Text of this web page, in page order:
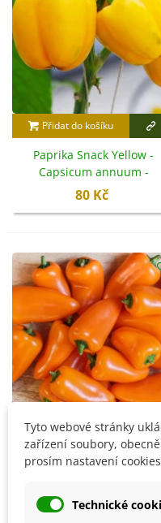
Přidat do košíku
Paprika Snack Yellow -
Capsicum annuum -
semena - 6 ks
80 Kč
Přidat do košíku
Capsicum annuum -
semena - 5 ks
Tyto webové stránky
zařízení soubory,
prosím nastavení
Technické